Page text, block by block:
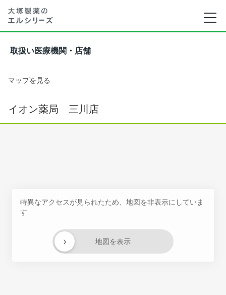
取扱い医療機関・店舗
マップを見る
イオン薬局 三川店
特異なアクセスが見られたため、地図を非表示にしていま
す
地図を表示
›